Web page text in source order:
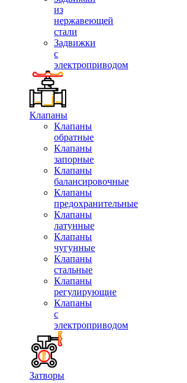
из
нержавеющей
стали
Задвижки
с
электроприводом
Клапаны
Клапаны
обратные
Клапаны
запорные
Клапаны
балансировочные
Клапаны
предохранительные
Клапаны
латунные
Клапаны
чугунные
Клапаны
стальные
Клапаны
регулирующие
Клапаны
с
электроприводом
Затворы